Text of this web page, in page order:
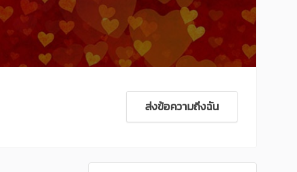
ส่งข้อความถึงฉัน